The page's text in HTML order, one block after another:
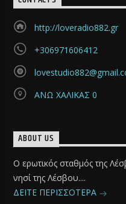
http://loveradio882.gr
+306971606412
ΑΝΩ ΧΑΛΙΚΑΣ 0
ABOUT US
Ο ερωτικός σταθμός της
νησί της Λέσβου....
ΔΕΙΤΕ ΠΕΡΙΣΣΟΤΕΡΑ